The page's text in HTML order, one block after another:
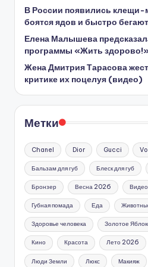
В России появились клещи-
боятся ядов и быстро бегают
Елена Малышева
программы «Жить
Жена Дмитрия Тарасова
критике их поцелуя (видео)
Метки
Chanel Dior Gucci
Бальзам для губ Блеск для губ
Бронзер Весна 2026 Видео
Губная помада Еда
Здоровье человека Золотое
Кино Красота Лето 2026
Люди Земли Люкс Макияж